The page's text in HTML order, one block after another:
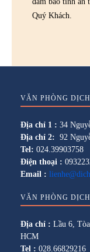
Quý Khách.
VĂN PHÒNG
Địa chỉ 1 : 34
Địa chỉ 2: 92
Tel: 024.39903758
Điện thoại :
Email :
VĂN PHÒNG
Địa chỉ : Lầu 6,
HCM
Tel : 028.66829216